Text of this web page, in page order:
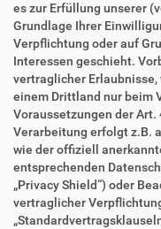
es zur Erfüllung unserer
Grundlage Ihrer
Verpflichtung oder auf
Interessen geschieht.
vertraglicher
einem Drittland nur beim
Voraussetzungen der Art.
Verarbeitung erfolgt z.B.
wie der offiziell
entsprechenden
„Privacy Shield“) oder
vertraglicher